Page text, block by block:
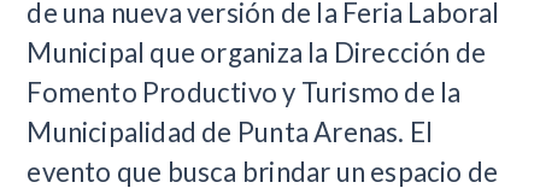
de una nueva versión de la Feria Laboral
Municipal que organiza la Dirección de
Fomento Productivo y Turismo de la
Municipalidad de Punta Arenas. El
evento que busca brindar un espacio de